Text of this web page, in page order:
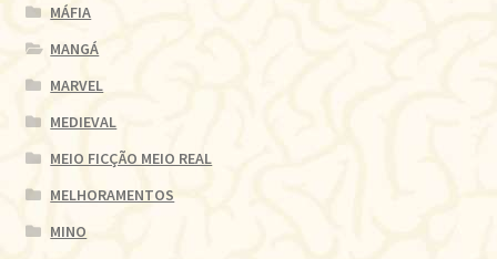
MÁFIA
MANGÁ
MARVEL
MEDIEVAL
MEIO FICÇÃO MEIO REAL
MELHORAMENTOS
MINO